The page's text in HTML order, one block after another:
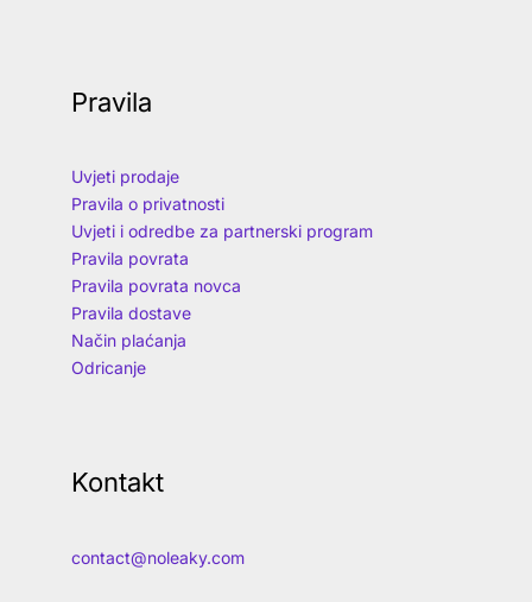
Pravila
Uvjeti prodaje
Pravila o privatnosti
Uvjeti i odredbe za partnerski program
Pravila povrata
Pravila povrata novca
Pravila dostave
Način plaćanja
Odricanje
Kontakt
contact@noleaky.com